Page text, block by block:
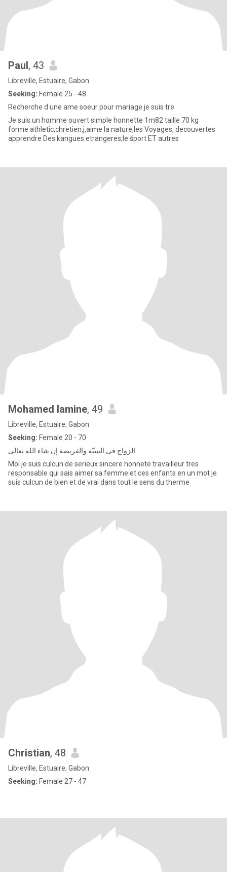
Paul, 43
Libreville, Estuaire, Gabon
Seeking: Female 25 - 48
Recherche d une ame soeur pour mariage je suis tre
Je suis un homme ouvert simple honnette 1m82 taille 70 kg
forme athletic,chretien,j,aime la nature,les Voyages, decouvertes
apprendre Des kangues etrangeres,le šport ET autres
Mohamed lamine, 49
Libreville, Estuaire, Gabon
Seeking: Female 20 - 70
Moi je suis culcun de serieux sincere honnete travailleur tres
responsable qui sais aimer sa femme et ces enfants en un mot je
suis culcun de bien et de vrai dans tout le sens du therme
Christian, 48
Libreville, Estuaire, Gabon
Seeking: Female 27 - 47